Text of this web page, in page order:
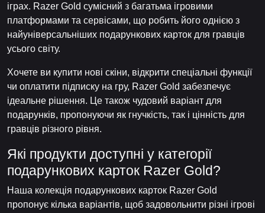
іграх. Razer Gold сумісний з багатьма ігровими
платформами та сервісами, що робить його однією з
найуніверсальніших подарункових карток для гравців
усього світу.
Хочете ви купити нові скіни, відкрити спеціальні функції
чи оплатити підписку на гру, Razer Gold забезпечує
ідеальне рішення. Це також чудовий варіант для
подарунків, пропонуючи як гнучкість, так і цінність для
гравців різного рівня.
Які продукти доступні у категорії
подарункових карток Razer Gold?
Наша колекція подарункових карток Razer Gold
пропонує кілька варіантів, щоб задовольнити різні ігрові